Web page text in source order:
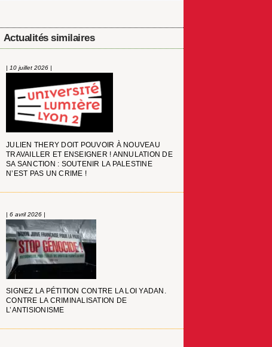
Actualités similaires
| 10 juillet 2026 |
JULIEN THERY DOIT POUVOIR À NOUVEAU
TRAVAILLER ET ENSEIGNER ! ANNULATION DE
SA SANCTION : SOUTENIR LA PALESTINE
N’EST PAS UN CRIME !
| 6 avril 2026 |
SIGNEZ LA PÉTITION CONTRE LA LOI YADAN.
CONTRE LA CRIMINALISATION DE
L’ANTISIONISME